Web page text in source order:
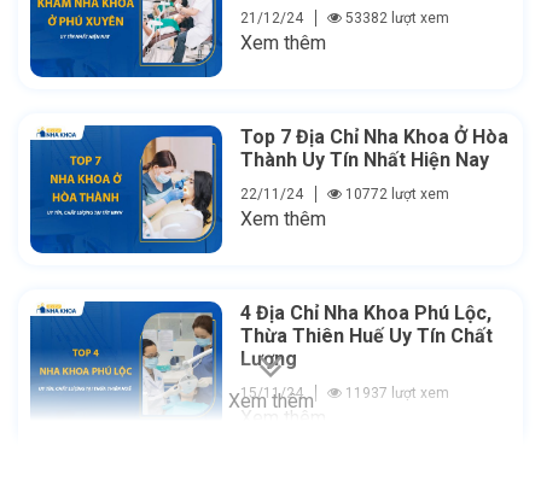
21/12/24 53382 lượt xem
Xem thêm
Top 7 Địa Chỉ Nha Khoa Ở Hòa
Thành Uy Tín Nhất Hiện Nay
22/11/24 10772 lượt xem
Xem thêm
4 Địa Chỉ Nha Khoa Phú Lộc,
Thừa Thiên Huế Uy Tín Chất
Lượng
15/11/24 11937 lượt xem
Xem thêm
Xem thêm